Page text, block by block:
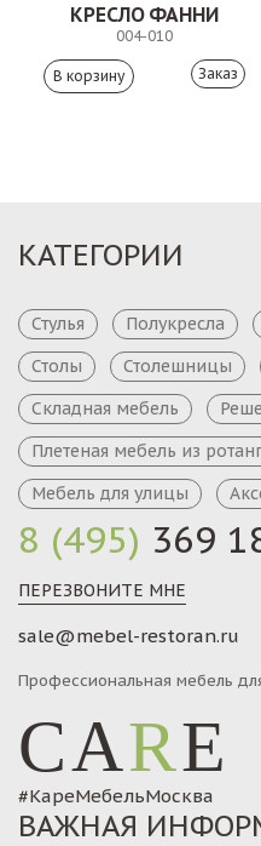
КРЕСЛО ФАННИ
004-010
Заказ
8 (495) 369
ПЕРЕЗВОНИТЕ МНЕ
sale@mebel-restoran.ru
Профессиональная мебель
CARE
#КареМебельМосква
КАТЕГОРИИ
Стулья Полукресла
Столы
Столешницы
Складная мебель
Плетеная мебель из
Мебель для улицы
ВАЖНАЯ